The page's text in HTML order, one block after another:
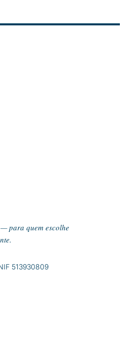
para quem escolhe
513930809